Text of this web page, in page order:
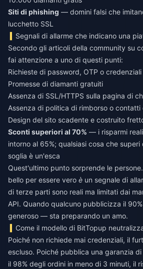
Siti di phishing — domini falsi che
lucchetto SSL
Segnali di allarme che indicano una
Secondo gli articoli della community su
fai attenzione a uno di questi punti:
Richieste di password, OTP o
Promesse di diamanti gratuiti
Assenza di SSL/HTTPS sulla pagina di
Assenza di politica di rimborso o
Design del sito scadente e costruito
Sconti superiori al 70% — i risparmi
intorno al 65%; qualsiasi cosa che
soglia è un'esca
Quest'ultimo punto sorprende le
bello per essere vero è un segnale di
di terze parti sono reali ma limitati dai
API. Quando qualcuno pubblicizza il
generoso — sta preparando un amo.
Come il modello di BitTopup
Poiché non richiede mai credenziali, il
escluso. Poiché pubblica una garanzia
il 98% degli ordini in meno di 3 minuti, il